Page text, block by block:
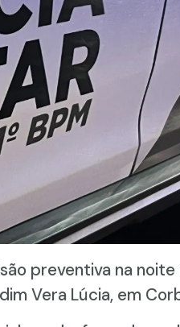
preventiva na
Vera Lúcia, em